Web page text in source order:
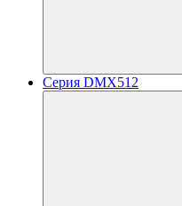
Серия DMX512